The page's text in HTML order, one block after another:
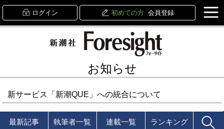
ログイン 初めての方 会員登録
お知らせ
新サービス「新潮QUE」への統合について
最新記事 執筆者一覧 連載一覧 ランキング